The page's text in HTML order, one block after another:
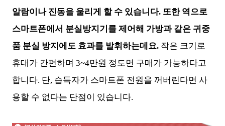
알람이나 진동을 울리게 할 수 있습니다. 또한 역으로
스마트폰에서 분실방지기를 제어해 가방과 같은 귀중
품 분실 방지에도 효과를 발휘하는데요. 작은 크기로
휴대가 간편하며 3~4만원 정도면 구매가 가능하다고
합니다. 단, 습득자가 스마트폰 전원을 꺼버린다면 사
용할 수 없다는 단점이 있습니다.